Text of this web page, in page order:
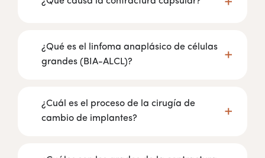
¿Qué es el linfoma anaplásico de células
grandes (BIA-ALCL)?
¿Cuál es el proceso de la cirugía de
cambio de implantes?